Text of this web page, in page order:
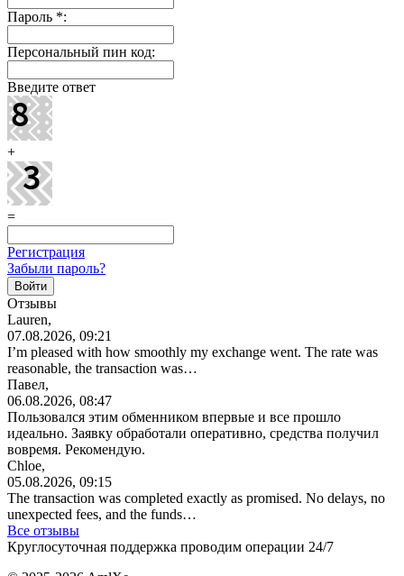
Пароль *:
Персональный пин код:
Введите ответ
+
=
Регистрация
Забыли пароль?
Отзывы
Lauren,
07.08.2026, 09:21
I’m pleased with how smoothly my exchange went. The rate was
reasonable, the transaction was…
Павел,
06.08.2026, 08:47
Пользовался этим обменником впервые и все прошло
идеально. Заявку обработали оперативно, средства получил
вовремя. Рекомендую.
Chloe,
05.08.2026, 09:15
The transaction was completed exactly as promised. No delays, no
unexpected fees, and the funds…
Все отзывы
Круглосуточная поддержка проводим операции 24/7